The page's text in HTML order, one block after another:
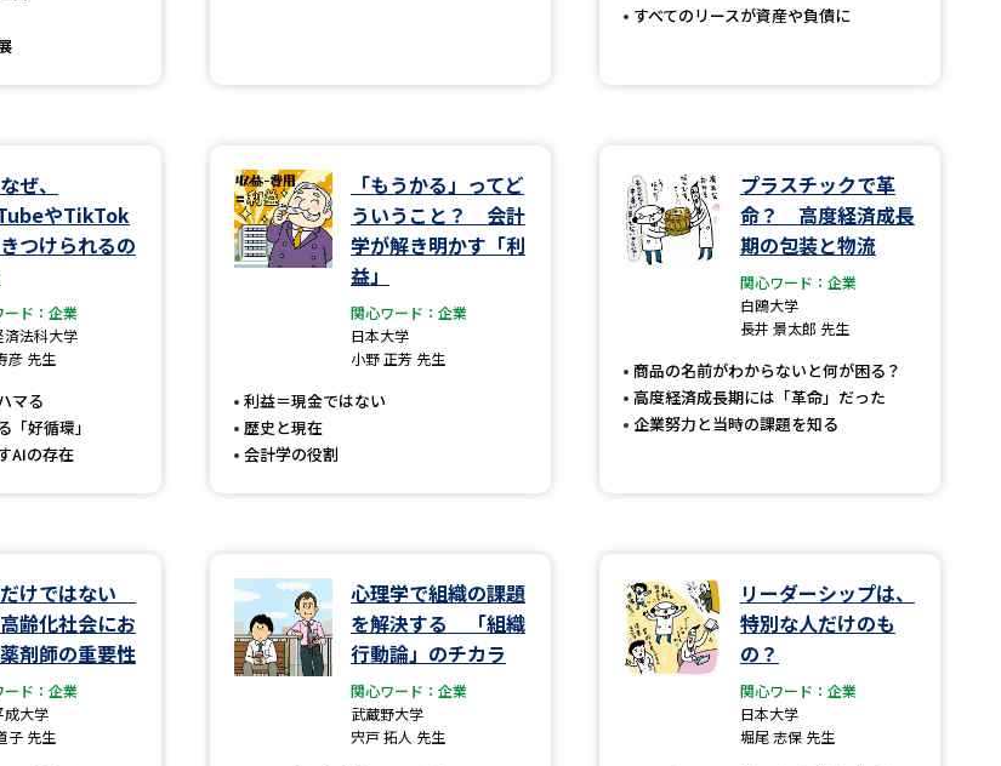
学問発見 学問検索
大学で学びたい学問発見
学問のミニ講義「夢ナビ講義」 学問分野解説
ユーザーサポート
お支払いについて
個人情報取扱規定
特定商取引表記 お問合せ先 テレメール進学カタログ 訂正のご案内
受験情報リンク
すべてのリースが資産や負債に
ぜ、
やTikTok
つけられるの
ード：企業
済法科大学
彦 先生
マる
「好循環」
AIの存在
「もうかる」ってど
ういうこと？ 会計
学が解き明かす「利
益」
関心ワード：企業
日本大学
小野 正芳 先生
利益＝現金ではない
歴史と現在
会計学の役割
プラスチックで革
命？ 高度経済成長
期の包装と物流
関心ワード：企業
白鴎大学
長井 景太郎 先生
商品の名前がわからないと何が困る？
高度経済成長期には「革命」だった
企業努力と当時の課題を知る
けではない
齢化社会にお
剤師の重要性
ード：企業
成大学
子 先生
心理学で組織の課題
を解決する 「組織
行動論」のチカラ
関心ワード：企業
武蔵野大学
宍戸 拓人 先生
リーダーシップは、
特別な人だけのも
の？
関心ワード：企業
日本大学
堀尾 志保 先生